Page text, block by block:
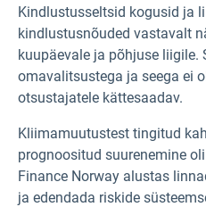
Kindlustusseltsid kogusid ja
kindlustusnõuded vastavalt
kuupäevale ja põhjuse liigile.
omavalitsustega ja seega ei
otsustajatele kättesaadav.
Kliimamuutustest tingitud
prognoositud suurenemine
Finance Norway alustas
ja edendada riskide